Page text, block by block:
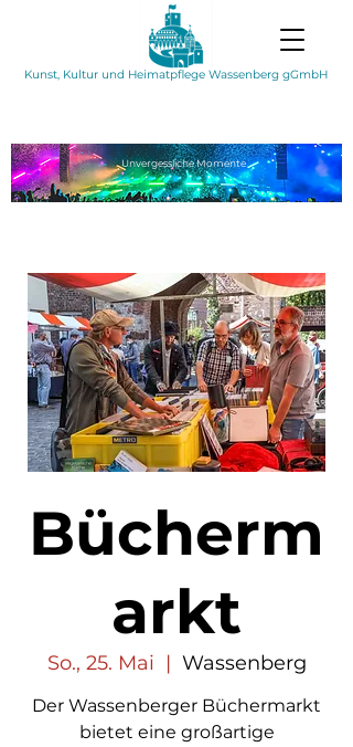
Kunst, Kultur und Heimatpflege Wassenberg gGmbH
UnvergesslicheMomente
Bücherm
arkt
So., 25. Mai
  |
Wassenberg
Der Wassenberger Büchermarkt
bietet eine großartige